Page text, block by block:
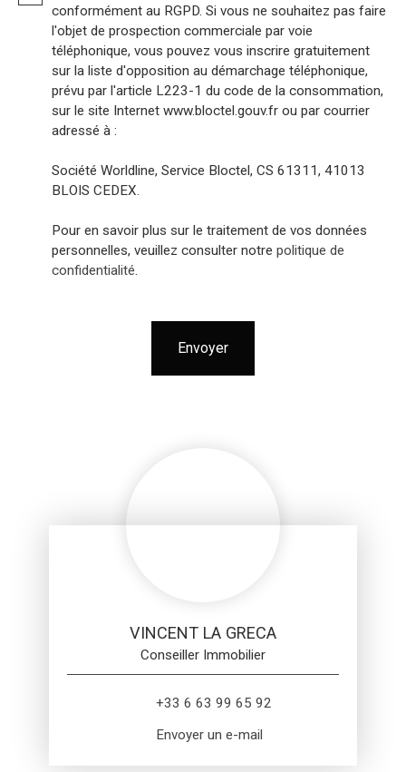
conformément au RGPD. Si vous ne souhaitez pas faire
l'objet de prospection commerciale par voie
téléphonique, vous pouvez vous inscrire gratuitement
sur la liste d'opposition au démarchage téléphonique,
prévu par l'article L223-1 du code de la consommation,
sur le site Internet www.bloctel.gouv.fr ou par courrier
adressé à :
Société Worldline, Service Bloctel, CS 61311, 41013
BLOIS CEDEX.
Pour en savoir plus sur le traitement de vos données
personnelles, veuillez consulter notre politique de
confidentialité.
Envoyer
VINCENT LA GRECA
Conseiller Immobilier
+33 6 63 99 65 92
Envoyer un e-mail